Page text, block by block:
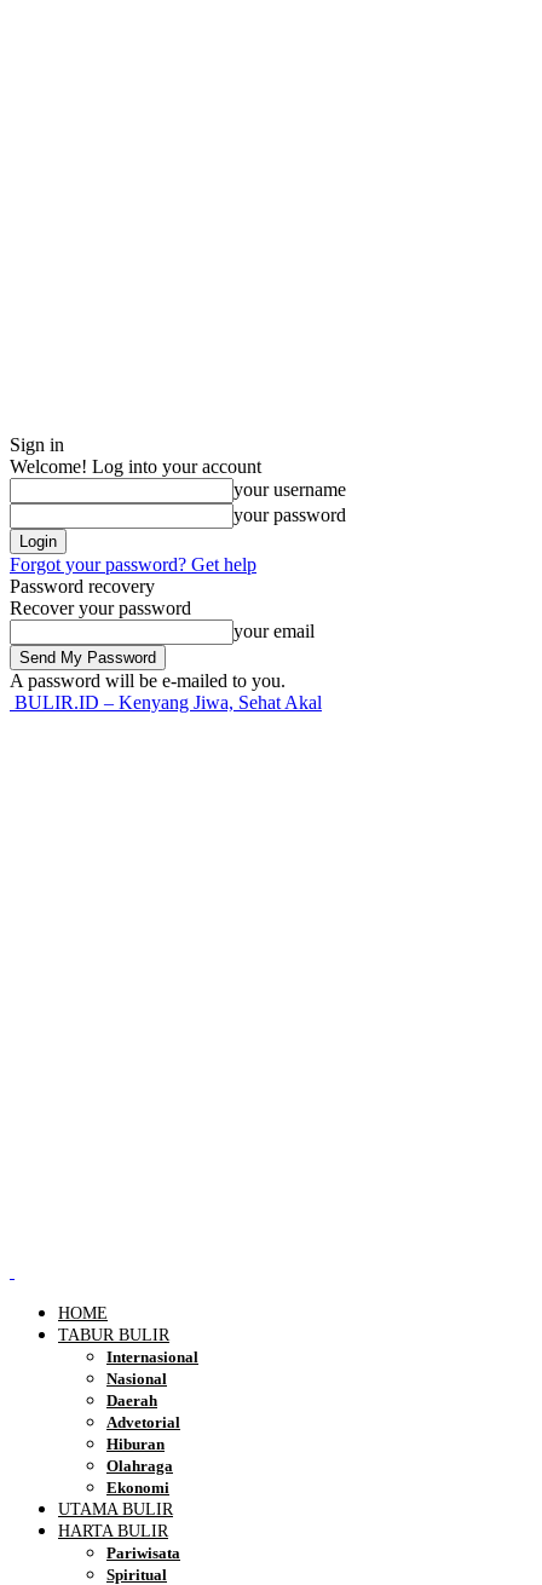
Sign in
Welcome! Log into your account
your username
your password
Forgot your password? Get help
Password recovery
Recover your password
your email
A password will be e-mailed to you.
BULIR.ID – Kenyang Jiwa, Sehat Akal
HOME
TABUR BULIR
Internasional
Nasional
Daerah
Advetorial
Hiburan
Olahraga
Ekonomi
UTAMA BULIR
HARTA BULIR
Pariwisata
Spiritual